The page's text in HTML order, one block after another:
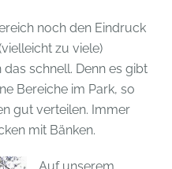
noch den Eindruck
zu viele)
schnell. Denn es gibt
Bereiche im Park, so
gut verteilen. Immer
mit Bänken.